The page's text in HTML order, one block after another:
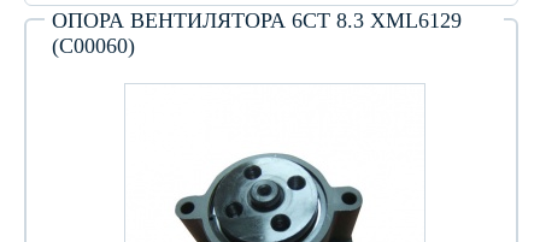
ОПОРА ВЕНТИЛЯТОРА 6СТ 8.3 XML6129
(С00060)